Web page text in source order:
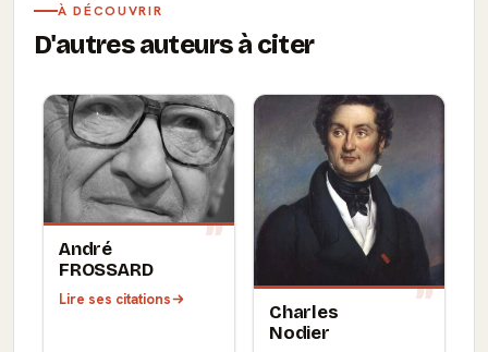
À DÉCOUVRIR
D'autres auteurs à citer
André
FROSSARD
Lire ses citations
Charles
Nodier